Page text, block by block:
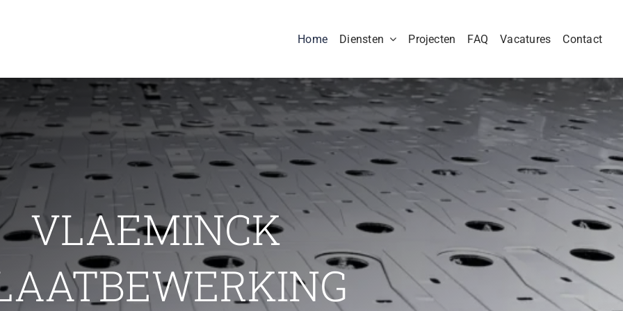
Home Diensten Projecten FAQ Vacatures Contact
VLAEMINCK